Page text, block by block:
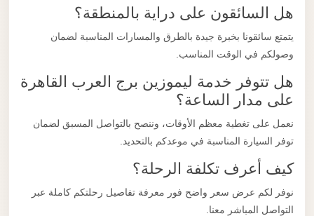
هل السائقون على دراية بالمنطقة؟
يتمتع سائقونا بخبرة جيدة بالطرق والمسارات المناسبة لضمان
وصولكم في الوقت المناسب.
هل تتوفر خدمة ليموزين برج العرب القاهرة
على مدار الساعة؟
نعمل على تغطية معظم الأوقات، وننصح بالتواصل المسبق لضمان
توفر السيارة المناسبة في موعدكم بالتحديد.
كيف أعرف تكلفة الرحلة؟
نوفر لكم عرض سعر واضح فور معرفة تفاصيل رحلتكم كاملة عبر
التواصل المباشر معنا.